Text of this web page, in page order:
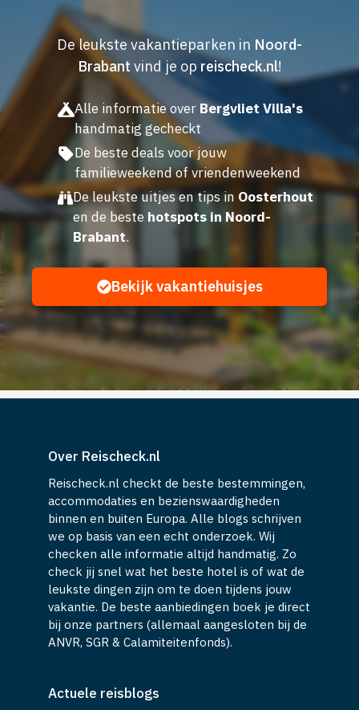
De leukste vakantieparken in Noord-
Brabant vind je op reischeck.nl!
Alle informatie over Bergvliet Villa's
handmatig gecheckt
De beste deals voor jouw
familieweekend of vriendenweekend
De leukste uitjes en tips in Oosterhout
en de beste hotspots in Noord-
Brabant.
Bekijk vakantiehuisjes
Over Reischeck.nl
Reischeck.nl checkt de beste bestemmingen,
accommodaties en bezienswaardigheden
binnen en buiten Europa. Alle blogs schrijven
we op basis van een echt onderzoek. Wij
checken alle informatie altijd handmatig. Zo
check jij snel wat het beste hotel is of wat de
leukste dingen zijn om te doen tijdens jouw
vakantie. De beste aanbiedingen boek je direct
bij onze partners (allemaal aangesloten bij de
ANVR, SGR & Calamiteitenfonds).
Actuele reisblogs